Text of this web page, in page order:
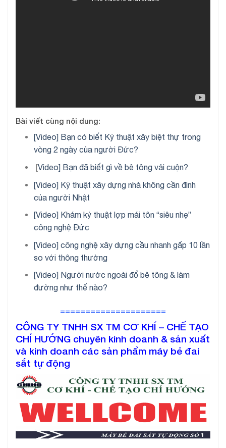
Bài viết cùng nội dung:
[Video] Bạn có biết Kỷ thuật xây biệt thự trong
vòng 2 ngày của người Đức?
[Video] Bạn đã biết gì về bê tông vải cuộn?
[Video] Kỹ thuật xây dựng nhà không cần đinh
của người Nhật
[Video] Khám kỷ thuật lợp mái tôn “siêu nhẹ”
công nghệ Đức
[Video] công nghệ xây dựng cầu nhanh gấp 10 lần
so với thông thường
[Video] Người nước ngoài đổ bê tông & làm
đường như thế nào?
=====================
CÔNG TY TNHH SX TM CƠ KHÍ – CHẾ TẠO
CHÍ HƯỚNG chuyên kinh doanh & sản xuất
và kinh doanh các sản phẩm máy bẻ đai
sắt tự động